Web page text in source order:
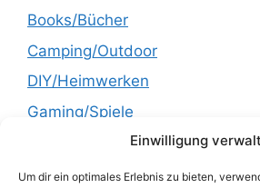
Einwilligung
Um dir ein optimales Erlebnis zu bieten,
Books/Bücher
Camping/Outdoor
DIY/Heimwerken
Gaming/Spiele
Garden/Garten
Health/Gesundheit